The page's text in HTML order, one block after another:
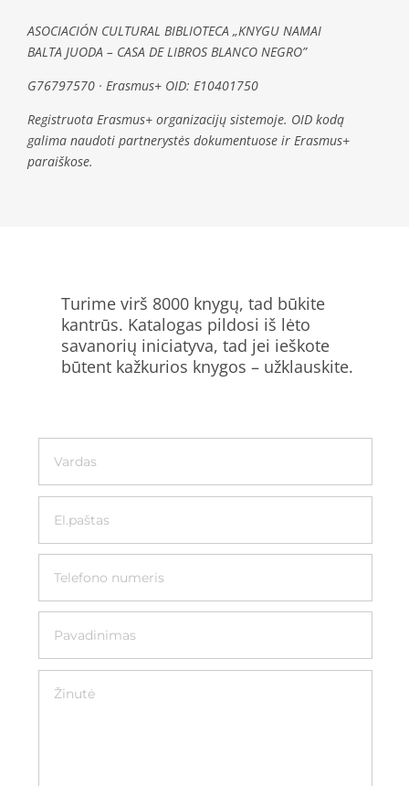
ASOCIACIÓN CULTURAL BIBLIOTECA „KNYGU NAMAI
BALTA JUODA – CASA DE LIBROS BLANCO NEGRO”
G76797570 · Erasmus+ OID: E10401750
Registruota Erasmus+ organizacijų sistemoje. OID kodą
galima naudoti partnerystės dokumentuose ir Erasmus+
paraiškose.
Turime virš 8000 knygų, tad būkite
kantrūs. Katalogas pildosi iš lėto
savanorių iniciatyva, tad jei ieškote
būtent kažkurios knygos – užklauskite.